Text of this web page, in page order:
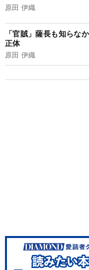
原田 伊織
「官賊」薩長も知らな
正体
原田 伊織